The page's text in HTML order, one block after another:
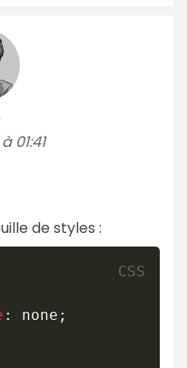
01:41
de styles :
: none ;